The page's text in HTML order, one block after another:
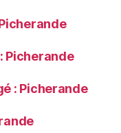
Picherande
: Picherande